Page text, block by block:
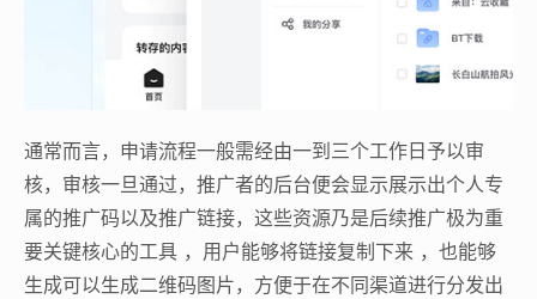
通常而言，申请流程一般需经由一到三个工作日予以审
核，审核一旦通过，推广者的后台便会显示展示出个人专
属的推广码以及推广链接，这些资源乃是后续推广极为重
要关键核心的工具 ，用户能够将链接复制下来 ，也能够
生成可以生成二维码图片，方便于在不同渠道进行分发出